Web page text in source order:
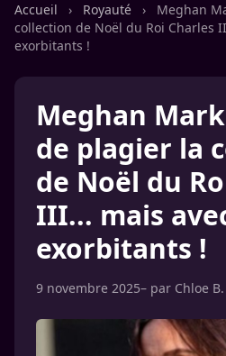
Accueil › Royauté ›
Meghan
collection de Noël du Roi Charles
exorbitants !
Meghan
de plagier la
de Noël du
III... mais
exorbitants !
9 novembre 2025– par Chloe